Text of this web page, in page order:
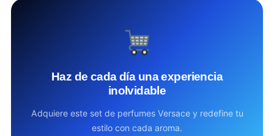
Haz de cada día una experiencia
inolvidable
Adquiere este set de perfumes Versace y redefine tu
estilo con cada aroma.